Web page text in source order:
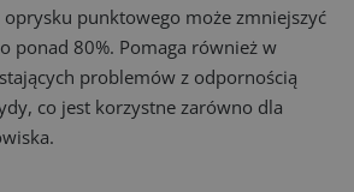
punktowego może zmniejszyć
ponad 80%. Pomaga również w
problemów z odpornością
co jest korzystne zarówno dla